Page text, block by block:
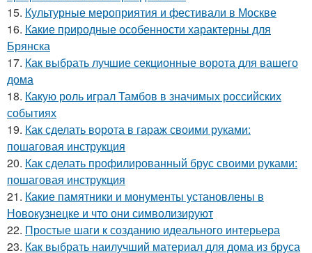
15. Культурные мероприятия и фестивали в Москве
16. Какие природные особенности характерны для
Брянска
17. Как выбрать лучшие секционные ворота для вашего
дома
18. Какую роль играл Тамбов в значимых российских
событиях
19. Как сделать ворота в гараж своими руками:
пошаговая инструкция
20. Как сделать профилированный брус своими руками:
пошаговая инструкция
21. Какие памятники и монументы установлены в
Новокузнецке и что они символизируют
22. Простые шаги к созданию идеального интерьера
23. Как выбрать наилучший материал для дома из бруса